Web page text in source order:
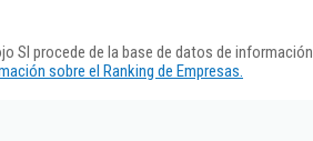
Sl procede de la base de datos de información
sobre el Ranking de Empresas.